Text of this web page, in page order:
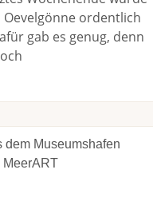
ordentlich
gab es genug, denn